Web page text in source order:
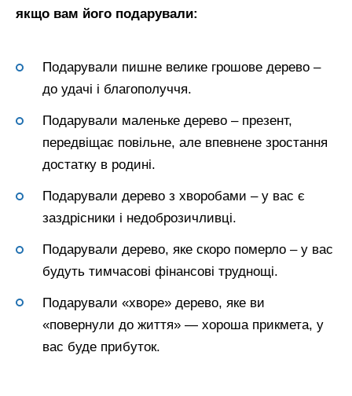
якщо вам його подарували:
Подарували пишне велике грошове дерево –
до удачі і благополуччя.
Подарували маленьке дерево – презент,
передвіщає повільне, але впевнене зростання
достатку в родині.
Подарували дерево з хворобами – у вас є
заздрісники і недоброзичливці.
Подарували дерево, яке скоро померло – у вас
будуть тимчасові фінансові труднощі.
Подарували «хворе» дерево, яке ви
«повернули до життя» — хороша прикмета, у
вас буде прибуток.